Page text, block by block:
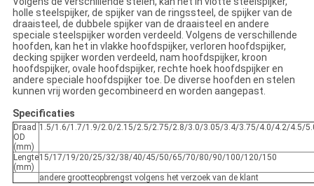
holle steelspijker, de spijker van de ringssteel, de spijker van de
draaisteel, de dubbele spijker van de draaisteel en andere
speciale steelspijker worden verdeeld. Volgens de verschillende
hoofden, kan het in vlakke hoofdspijker, verloren hoofdspijker,
decking spijker worden verdeeld, nam hoofdspijker, kroon
hoofdspijker, ovale hoofdspijker, rechte hoek hoofdspijker en
andere speciale hoofdspijker toe. De diverse hoofden en stelen
kunnen vrij worden gecombineerd en worden aangepast.
Specificaties
Draad
OD
(mm)
1.5/1.6/1.7/1.9/2.0/2.15/2.5/2.75/2.8/3.0/3.05/3.4/3.75/4.0/4.2/4.5/
Lengte
(mm)
15/17/19/20/25/32/38/40/45/50/65/70/80/90/100/120/150
andere grootteopbrengst volgens het verzoek van de klant